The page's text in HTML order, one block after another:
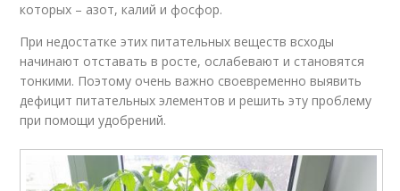
которых – азот, калий и фосфор.
При недостатке этих питательных веществ всходы
начинают отставать в росте, ослабевают и становятся
тонкими. Поэтому очень важно своевременно выявить
дефицит питательных элементов и решить эту проблему
при помощи удобрений.